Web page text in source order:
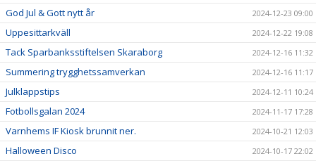
God Jul & Gott nytt år 2024-12-23 09:00
Uppesittarkväll 2024-12-22 19:08
Tack Sparbanksstiftelsen Skaraborg 2024-12-16 11:32
Summering trygghetssamverkan 2024-12-16 11:17
Julklappstips 2024-12-11 10:24
Fotbollsgalan 2024 2024-11-17 17:28
Varnhems IF Kiosk brunnit ner. 2024-10-21 12:03
Halloween Disco 2024-10-17 22:02